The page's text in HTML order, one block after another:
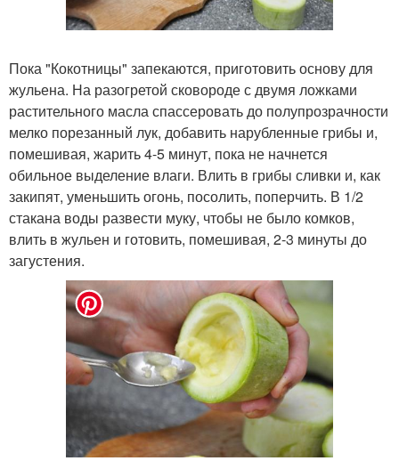
Пока "Кокотницы" запекаются, приготовить основу для
жульена. На разогретой сковороде с двумя ложками
растительного масла спассеровать до полупрозрачности
мелко порезанный лук, добавить нарубленные грибы и,
помешивая, жарить 4-5 минут, пока не начнется
обильное выделение влаги. Влить в грибы сливки и, как
закипят, уменьшить огонь, посолить, поперчить. В 1/2
стакана воды развести муку, чтобы не было комков,
влить в жульен и готовить, помешивая, 2-3 минуты до
загустения.